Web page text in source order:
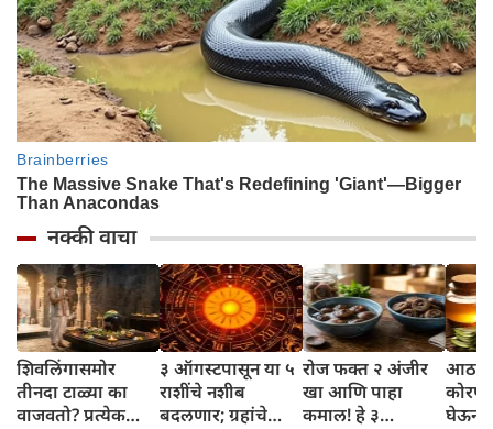
नक्की वाचा
शिवलिंगासमोर
तीनदा टाळ्या का
वाजवतो? प्रत्येक
३ ऑगस्टपासून या ५
राशींचे नशीब
बदलणार; ग्रहांचे
रोज फक्त २ अंजीर
खा आणि पाहा
कमाल! हे ३
घेऊन